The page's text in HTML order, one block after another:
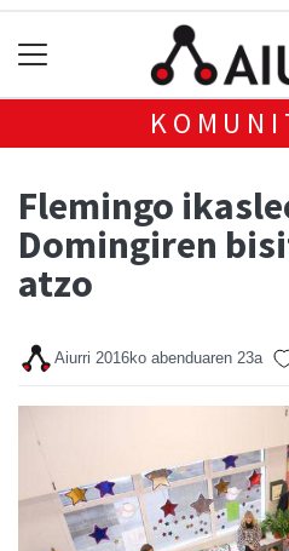
Flemingo
Domingiren
atzo
Aiurri 2016ko abenduaren 23a